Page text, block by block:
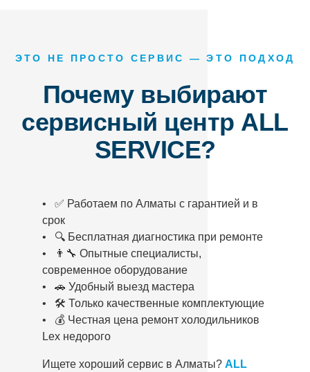
ЭТО НЕ ПРОСТО СЕРВИС — ЭТО ПОДХОД
Почему выбирают
сервисный центр ALL
SERVICE?
• ✅ Работаем по Алматы с гарантией и в
срок
• 🔍 Бесплатная диагностика при ремонте
• 👨‍🔧 Опытные специалисты,
современное оборудование
• 🚗 Удобный выезд мастера
• 🛠️ Только качественные комплектующие
• 💰 Честная цена ремонт холодильников
Lex недорого
Ищете хороший сервис в Алматы? ALL